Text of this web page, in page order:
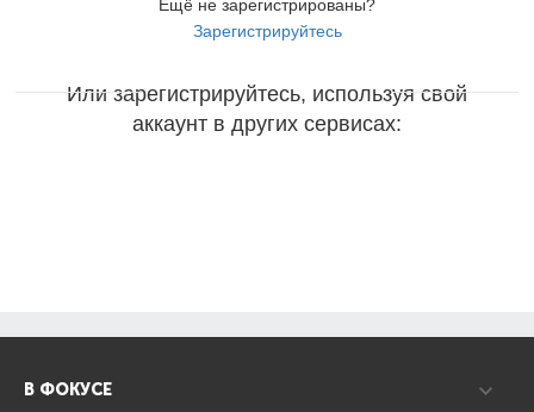
Ещё не зарегистрированы?
Зарегистрируйтесь
Или зарегистрируйтесь, используя свой
аккаунт в других сервисах:
В ФОКУСЕ